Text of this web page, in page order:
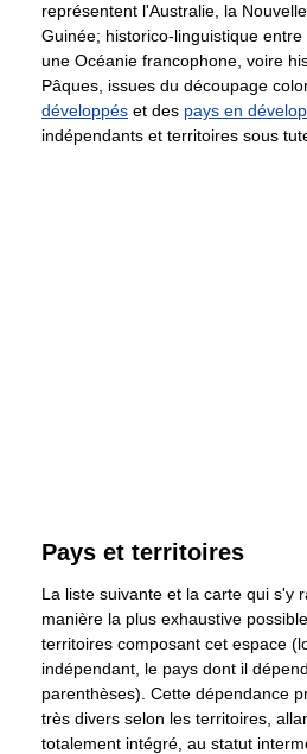
représentent l'Australie, la
Guinée; historico-linguistique
une Océanie francophone, voire
Pâques, issues du découpage
développés et des pays en
indépendants et territoires sous
Pays et territoires
La liste suivante et la carte qui s'y
manière la plus exhaustive
territoires composant cet espace
indépendant, le pays dont il
parenthèses). Cette dépendance
très divers selon les territoires,
totalement intégré, au statut